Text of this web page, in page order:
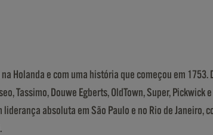
Holanda e com uma história que começou em
Tassimo, Douwe Egberts, OldTown, Super, Pickwick
absoluta em São Paulo e no Rio de Janeiro,